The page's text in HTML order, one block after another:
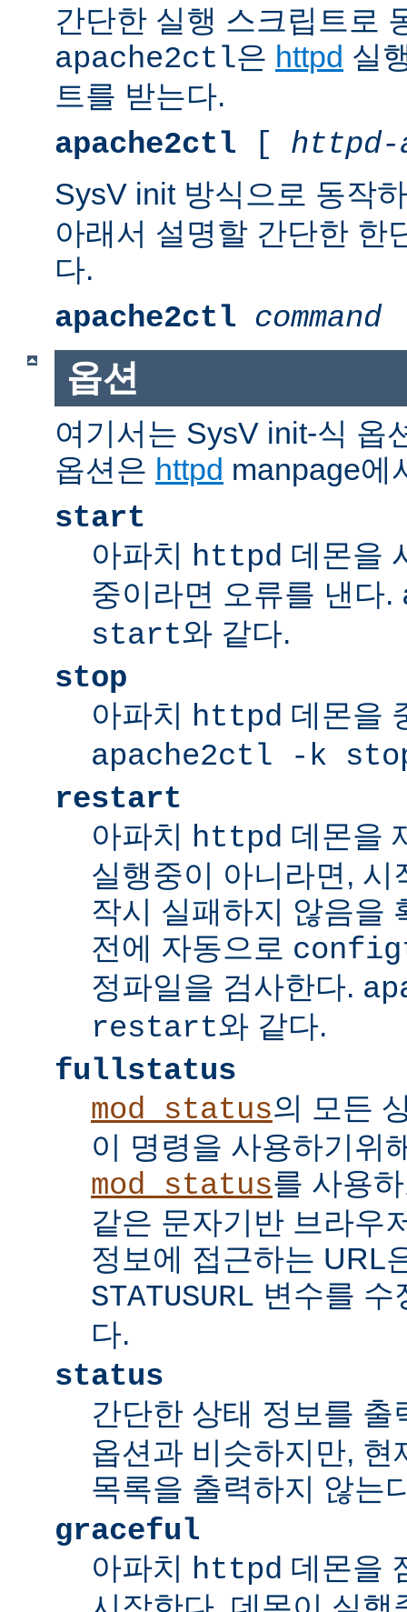
간단한 실행 스크립트로
apache2ctl은 httpd 실
트를 받는다.
apache2ctl [ httpd-
SysV init 방식으로 동작
아래서 설명할 간단한 한
다.
apache2ctl command
옵션
여기서는 SysV init-식 옵
옵션은 httpd manpage에
start
아파치 httpd 데몬을
중이라면 오류를 낸다.
start와 같다.
stop
아파치 httpd 데몬을
apache2ctl -k
restart
아파치 httpd 데몬을
실행중이 아니라면, 시
작시 실패하지 않음을
전에 자동으로
정파일을 검사한다.
restart와 같다.
fullstatus
mod_status의 모든
이 명령을 사용하기위
mod_status를 사용
같은 문자기반 브라우
정보에 접근하는 URL
STATUSURL 변수를 수
다.
status
간단한 상태 정보를
옵션과 비슷하지만, 현
목록을 출력하지 않는
graceful
아파치 httpd 데몬을